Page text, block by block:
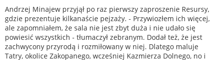
Andrzej Minajew przyjął po raz pierwszy zaproszenie Resursy,
gdzie prezentuje kilkanaście pejzaży. - Przywiozłem ich więcej,
ale zapomniałem, że sala nie jest zbyt duża i nie udało się
powiesić wszystkich - tłumaczył zebranym. Dodał też, że jest
zachwycony przyrodą i rozmiłowany w niej. Dlatego maluje
Tatry, okolice Zakopanego, wcześniej Kazmierza Dolnego, no i